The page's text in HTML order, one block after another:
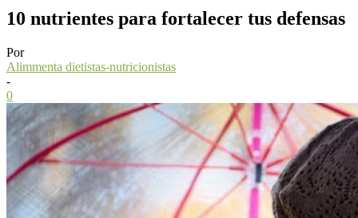
10 nutrientes para fortalecer tus defensas
Por
Alimmenta dietistas-nutricionistas
-
0